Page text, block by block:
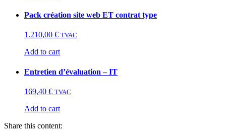
Pack création site web ET contrat type
1.210,00 € TVAC
Add to cart
Entretien d’évaluation – IT
169,40 € TVAC
Add to cart
Share this content: